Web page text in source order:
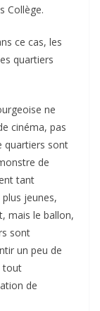
Collège.
ce cas, les
quartiers
ne
cinéma, pas
quartiers sont
de
tant
jeunes,
mais le ballon,
sont
un peu de
tout
de